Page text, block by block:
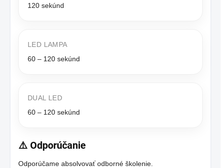
120 sekúnd
LED LAMPA
60 – 120 sekúnd
DUAL LED
60 – 120 sekúnd
⚠️ Odporúčanie
Odporúčame absolvovať odborné školenie.